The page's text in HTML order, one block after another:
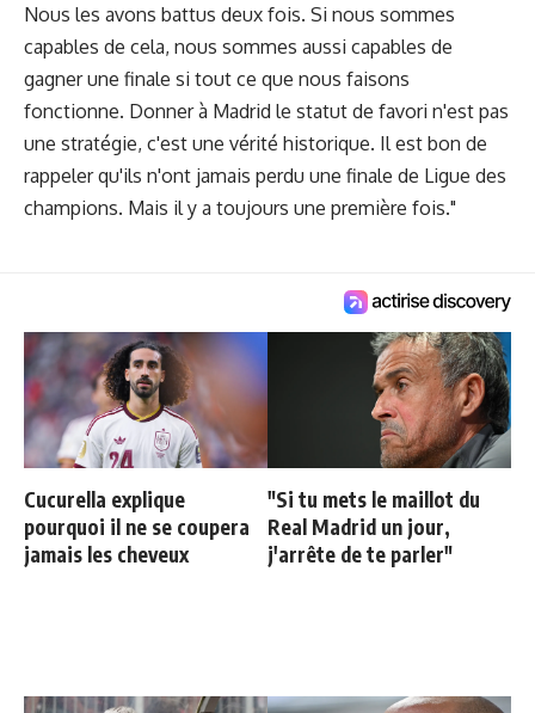
Nous les avons battus deux fois. Si nous sommes
capables de cela, nous sommes aussi capables de
gagner une finale si tout ce que nous faisons
fonctionne. Donner à Madrid le statut de favori n'est pas
une stratégie, c'est une vérité historique. Il est bon de
rappeler qu'ils n'ont jamais perdu une finale de Ligue des
champions. Mais il y a toujours une première fois."
Cucurella explique
pourquoi il ne se coupera
jamais les cheveux
"Si tu mets le maillot du
Real Madrid un jour,
j'arrête de te parler"